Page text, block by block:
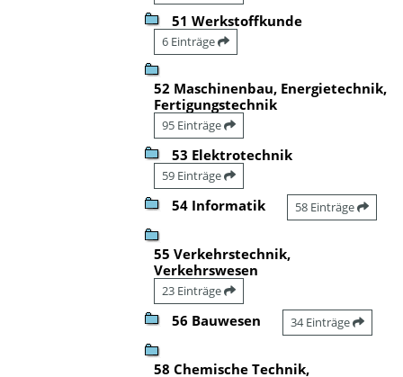
51 Werkstoffkunde
6 Einträge
52 Maschinenbau, Energietechnik,
Fertigungstechnik
95 Einträge
53 Elektrotechnik
59 Einträge
54 Informatik 58 Einträge
55 Verkehrstechnik,
Verkehrswesen
23 Einträge
56 Bauwesen 34 Einträge
58 Chemische Technik,